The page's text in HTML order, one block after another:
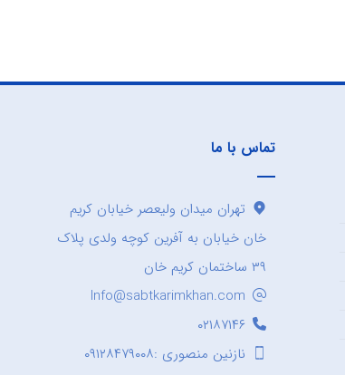
تماس با ما
تهران میدان ولیعصر خیابان کریم
خان خیابان به آفرین کوچه ولدی پلاک
۳۹ ساختمان کریم خان
Info@sabtkarimkhan.com
۰۲۱۸۷۱۴۶
نازنین منصوری :۰۹۱۲۸۴۷۹۰۰۸